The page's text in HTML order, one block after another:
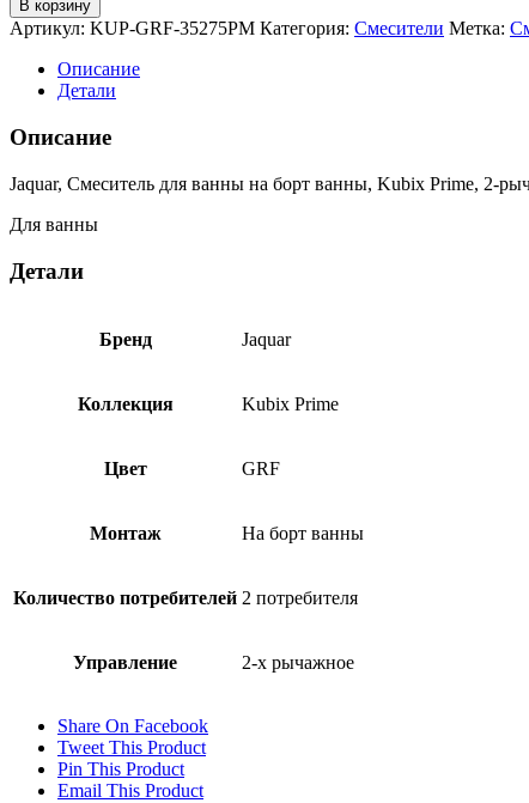
Jaquar,
Смеситель
ванны
борт
ванны,
Prime,
2-
рычаж.,
KUP-
В корзину
Артикул: KUP-GRF-35275PM Категория: Смесители Метка:
Описание
Детали
Описание
Jaquar, Смеситель для ванны на борт ванны, Kubix Prime, 2-
Для ванны
Детали
Бренд Jaquar
Коллекция Kubix Prime
Цвет GRF
Монтаж На борт ванны
Количество потребителей 2 потребителя
Управление 2-х рычажное
Share On Facebook
Tweet This Product
Pin This Product
Email This Product